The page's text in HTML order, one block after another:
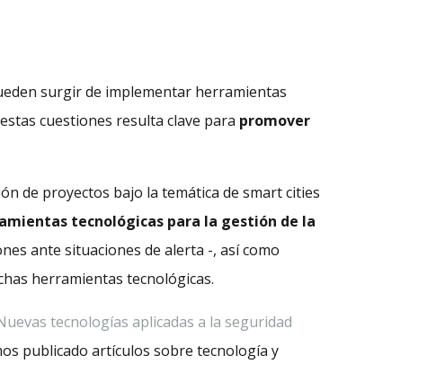
surgir de implementar herramientas
cuestiones resulta clave para promover
de proyectos bajo la temática de smart cities
tecnológicas para la gestión de la
ante situaciones de alerta -, así como
herramientas tecnológicas.
tecnologías aplicadas a la seguridad
publicado artículos sobre tecnología y